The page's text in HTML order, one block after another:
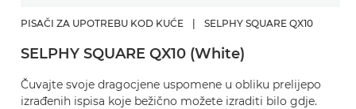
PISAČI ZA UPOTREBU KOD KUĆE SELPHY SQUARE QX10
SELPHY SQUARE QX10 (White)
Čuvajte svoje dragocjene uspomene u obliku prelijepo
izrađenih ispisa koje bežično možete izraditi bilo gdje.